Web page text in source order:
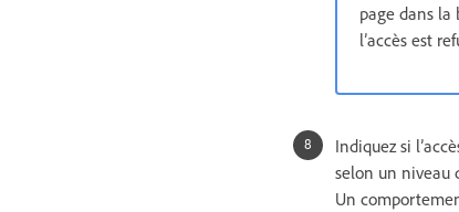
page dans la
l’accès est
Indiquez si
selon un niveau
Un